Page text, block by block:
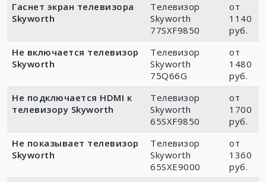
Гаснет экран телевизора
Skyworth
Телевизор
Skyworth
77SXF9850
от
1140
руб.
Не включается телевизор
Skyworth
Телевизор
Skyworth
75Q66G
от
1480
руб.
Не подключается HDMI к
телевизору Skyworth
Телевизор
Skyworth
65SXF9850
от
1700
руб.
Не показывает телевизор
Skyworth
Телевизор
Skyworth
65SXE9000
от
1360
руб.